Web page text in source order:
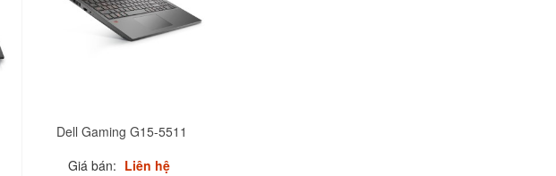
Dell Gaming G15-5511
Giá bán: Liên hệ